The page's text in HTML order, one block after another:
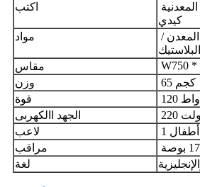
اكتب
كيدي
مواد
البلاستيك
مقاس
W750 *
وزن
65 كجم
قوة
120 واط
الجهد االكهربى
لاعب
مراقب
لغة